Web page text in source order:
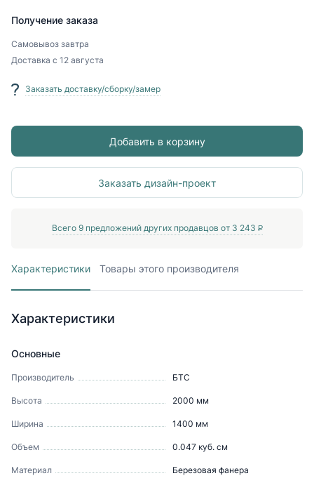
Получение заказа
Самовывоз завтра
Доставка с 12 августа
Заказать доставку/сборку/замер
Добавить в корзину
Заказать дизайн-проект
Всего 9предложений других продавцов от 3 243 P
Характеристики Товары этого производителя
Характеристики
Основные
Производитель БТС
Высота 2000 мм
Ширина 1400 мм
Объем 0.047 куб. см
Материал Березовая фанера